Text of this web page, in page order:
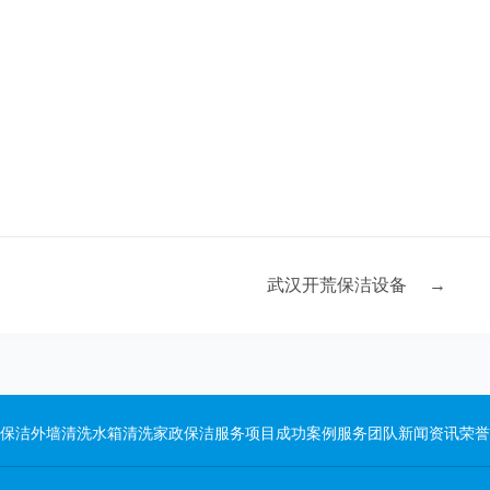
武汉开荒保洁设备 →
洁外墙清洗水箱清洗家政保洁服务项目 成功案例 服务团队新闻资讯荣